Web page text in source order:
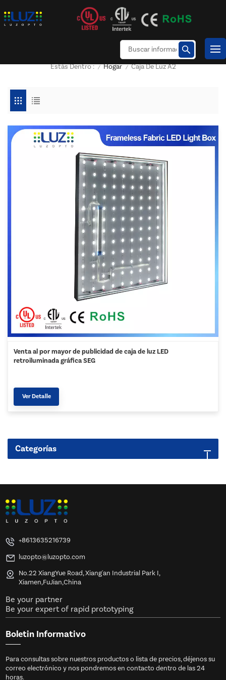
Estás Dentro : / Hogar / Caja De Luz A2
Venta al por mayor de publicidad de caja de luz LED
retroiluminada gráfica SEG
Ver Detalle
Categorías
+8613635216739
luzopto@luzopto.com
No.22 XiangYue Road, Xiang'an Industrial Park I,
Xiamen,FuJian,China
Be your partner
Be your expert of rapid prototyping
Boletin Informativo
Para consultas sobre nuestros productos o lista de precios, déjenos su
correo electrónico y nos pondremos en contacto dentro de las 24
horas.